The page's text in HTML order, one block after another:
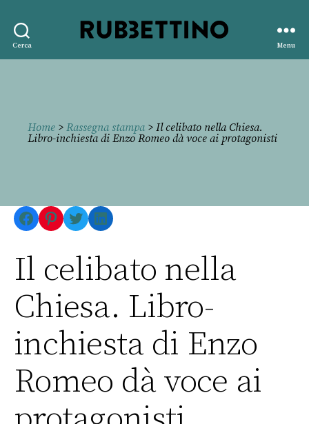
Cerca
editore
Menu
Home > Rassegna stampa> Il celibato nella Chiesa.
Libro-inchiesta di Enzo Romeo dà voce ai protagonisti
Facebook
Pinterest
TwitterLinkedIn
Il celibato nella
Chiesa. Libro-
inchiesta di Enzo
Romeo dà voce ai